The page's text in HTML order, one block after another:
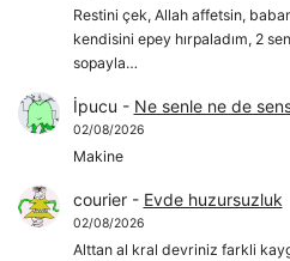
Restini çek, Allah affetsin,
kendisini epey hırpaladım, 2
sopayla…
İpucu - Ne senle ne de
02/08/2026
Makine
courier- Evde huzursuzluk
02/08/2026
Alttan al kral devriniz farkli